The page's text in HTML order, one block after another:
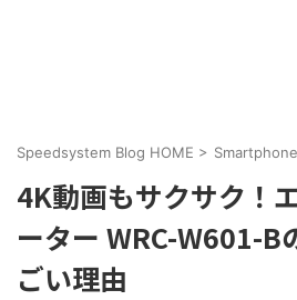
Speedsystem Blog HOME > Smartphone
4K動画もサクサク！
ーター WRC-W601-B
ごい理由